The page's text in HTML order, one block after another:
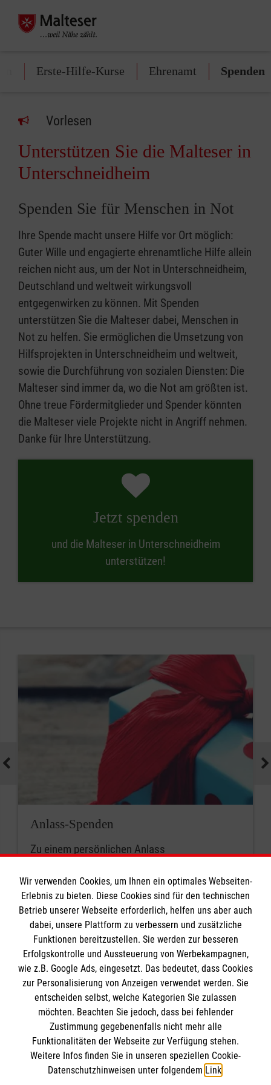
Erste-Hilfe-Kurse Ehrenamt Spenden
Vorlesen
Unterstützen Sie die Malteser in
Unterschneidheim
Spenden Sie für Menschen in Not
Ihre Spende macht unsere Hilfe vor Ort möglich:
Guter Wille und engagierte ehrenamtliche Hilfe allein
reichen nicht aus, um der Not in Unterschneidheim,
Deutschland und weltweit wirkungsvoll
entgegenwirken zu können. Mit Spenden
unterstützen Sie die Malteser dabei, Menschen in
Not zu helfen. Sie ermöglichen die Umsetzung von
Hilfsprojekten in Unterschneidheim und weltweit,
sowie die Durchführung von sozialen Diensten: Die
Malteser sind immer da, wo die Not am größten ist.
Ohne treue Fördermitglieder und Spender könnten
die Malteser viele Projekte nicht in Angriff nehmen.
Danke für Ihre Unterstützung.
Jetzt spenden
und die Malteser in Unterschneidheim
unterstützen!
Anlass-Spenden
Zu einem persönlichen Anlass
Informationen
Impressum
Datenschutz
Barrierefreiheit
Kontakt
Die Malteser
Malteser in Deutschland
Wir verwenden Cookies, um Ihnen ein optimales Webseiten-
Erlebnis zu bieten. Diese Cookies sind für den technischen
Betrieb unserer Webseite erforderlich, helfen uns aber auch
dabei, unsere Plattform zu verbessern und zusätzliche
Funktionen bereitzustellen. Sie werden zur besseren
Erfolgskontrolle und Aussteuerung von Werbekampagnen,
wie z.B. Google Ads, eingesetzt. Das bedeutet, dass Cookies
zur Personalisierung von Anzeigen verwendet werden. Sie
entscheiden selbst, welche Kategorien Sie zulassen
möchten. Beachten Sie jedoch, dass bei fehlender
Zustimmung gegebenenfalls nicht mehr alle
Funktionalitäten der Webseite zur Verfügung stehen.
Weitere Infos finden Sie in unseren speziellen Cookie-
Datenschutzhinweisen unter folgendem Link.